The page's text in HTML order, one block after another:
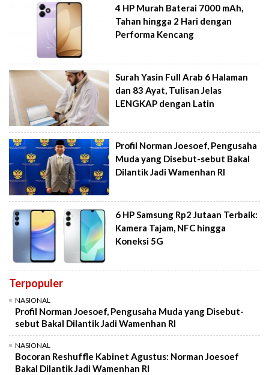
4 HP Murah Baterai 7000 mAh,
Tahan hingga 2 Hari dengan
Performa Kencang
Surah Yasin Full Arab 6 Halaman
dan 83 Ayat, Tulisan Jelas
LENGKAP dengan Latin
Profil Norman Joesoef, Pengusaha
Muda yang Disebut-sebut Bakal
Dilantik Jadi Wamenhan RI
6 HP Samsung Rp2 Jutaan Terbaik:
Kamera Tajam, NFC hingga
Koneksi 5G
Terpopuler
NASIONAL
Profil Norman Joesoef, Pengusaha Muda yang Disebut-
sebut Bakal Dilantik Jadi Wamenhan RI
NASIONAL
Bocoran Reshuffle Kabinet Agustus: Norman Joesoef
Bakal Dilantik Jadi Wamenhan RI